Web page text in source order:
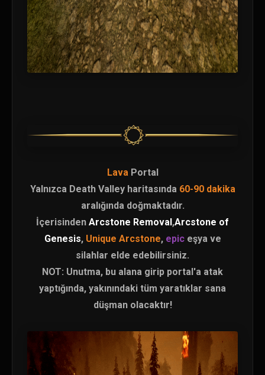
Lava Portal
Yalnızca Death Valley haritasında 60-90 dakika
aralığında doğmaktadır.
İçerisinden Arcstone Removal ,Arcstone of
Genesis, Unique Arcstone, epic eşya ve
silahlar elde edebilirsiniz.
NOT: Unutma, bu alana girip portal'a atak
yaptığında, yakınındaki tüm yaratıklar sana
düşman olacaktır!